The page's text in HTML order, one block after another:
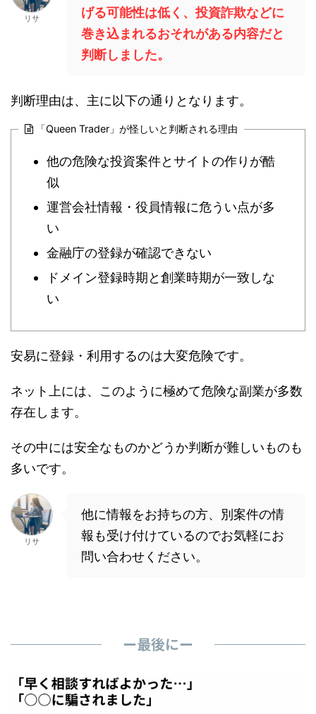
リサ
げる可能性は低く、投資詐欺などに
巻き込まれるおそれがある内容だと
判断しました。
判断理由は、主に以下の通りとなります。
「Queen Trader」が怪しいと判断される理由
他の危険な投資案件とサイトの作りが酷
似
運営会社情報・役員情報に危うい点が多
い
金融庁の登録が確認できない
ドメイン登録時期と創業時期が一致しな
い
安易に登録・利用するのは大変危険です。
ネット上には、このように極めて危険な副業が多数
存在します。
その中には安全なものかどうか判断が難しいものも
多いです。
リサ
他に情報をお持ちの方、別案件の情
報も受け付けているのでお気軽にお
問い合わせください。
ー最後にー